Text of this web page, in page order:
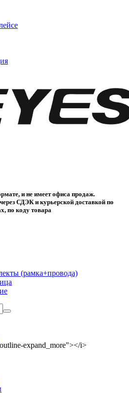
и не имеет офиса продаж.
СДЭК и курьерской доставкой по
по коду товара
(рамка+провода)
expand_more"></i>